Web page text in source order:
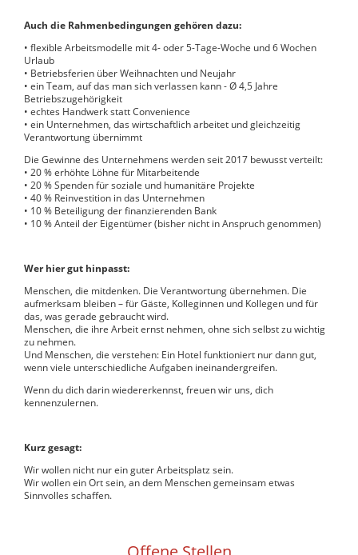
Auch die Rahmenbedingungen gehören dazu:
• flexible Arbeitsmodelle mit 4- oder 5-Tage-Woche und 6 Wochen
Urlaub
• Betriebsferien über Weihnachten und Neujahr
• ein Team, auf das man sich verlassen kann - Ø 4,5 Jahre
Betriebszugehörigkeit
• echtes Handwerk statt Convenience
• ein Unternehmen, das wirtschaftlich arbeitet und gleichzeitig
Verantwortung übernimmt
Die Gewinne des Unternehmens werden seit 2017 bewusst verteilt:
• 20 % erhöhte Löhne für Mitarbeitende
• 20 % Spenden für soziale und humanitäre Projekte
• 40 % Reinvestition in das Unternehmen
• 10 % Beteiligung der finanzierenden Bank
• 10 % Anteil der Eigentümer (bisher nicht in Anspruch genommen)
Wer hier gut hinpasst:
Menschen, die mitdenken. Die Verantwortung übernehmen. Die
aufmerksam bleiben – für Gäste, Kolleginnen und Kollegen und für
das, was gerade gebraucht wird.
Menschen, die ihre Arbeit ernst nehmen, ohne sich selbst zu wichtig
zu nehmen.
Und Menschen, die verstehen: Ein Hotel funktioniert nur dann gut,
wenn viele unterschiedliche Aufgaben ineinandergreifen.
Wenn du dich darin wiedererkennst, freuen wir uns, dich
kennenzulernen.
Kurz gesagt:
Wir wollen nicht nur ein guter Arbeitsplatz sein.
Wir wollen ein Ort sein, an dem Menschen gemeinsam etwas
Sinnvolles schaffen.